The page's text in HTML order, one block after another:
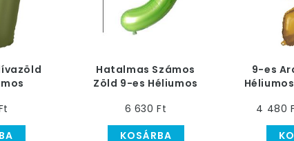
Hatalmas Számos
Zöld 9-es Héliumos
6 630 Ft
KOSÁRBA
9-es
4 480